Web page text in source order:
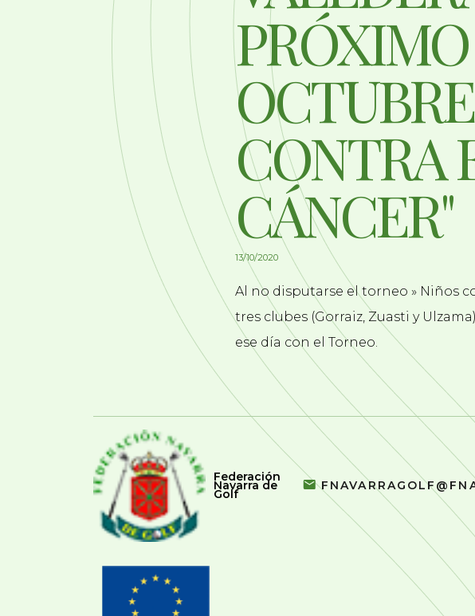
CONTRA
CÁNCER"
13/10/2020
Al no disputarse el torneo » Niños
tres clubes (Gorraiz, Zuasti y
ese día con el Torneo.
Federación
Navarra de
Golf